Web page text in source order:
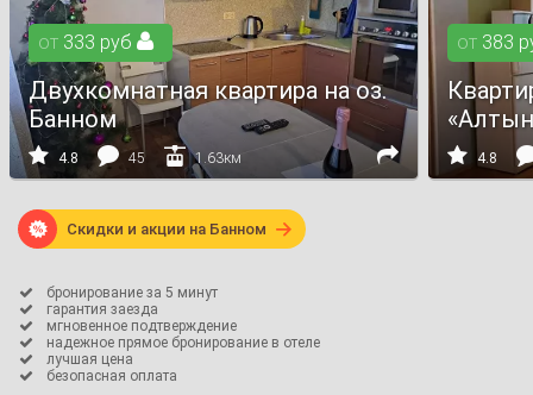
от 333 руб 
Двухкомнатная квартира на оз.
Банном
 4.8  45  1.63км 
от 383
 4.8
 Скидки и акции на Банном 
 бронирование за 5 минут
 гарантия заезда
 мгновенное подтверждение
 надежное прямое бронирование в отеле
 лучшая цена
 безопасная оплата